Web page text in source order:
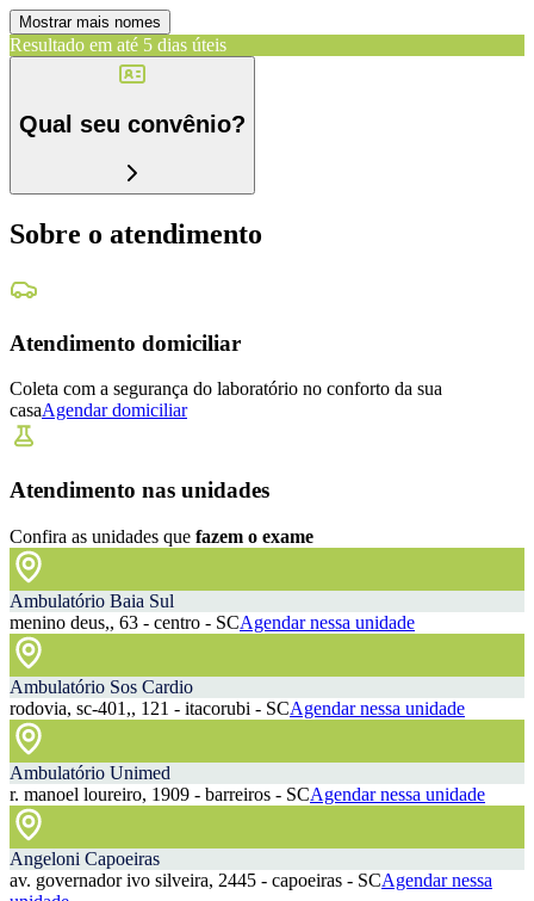
Mostrar mais nomes
Resultado em até 5 dias úteis
Qual seu convênio?
Sobre o atendimento
Atendimento domiciliar
Coleta com a segurança do laboratório no conforto da sua
casaAgendar domiciliar
Atendimento nas unidades
Confira as unidades que fazem o exame
Ambulatório Baia Sul
menino deus,, 63 - centro - SCAgendar nessa unidade
Ambulatório Sos Cardio
rodovia, sc-401,, 121 - itacorubi - SCAgendar nessa unidade
Ambulatório Unimed
r. manoel loureiro, 1909 - barreiros - SCAgendar nessa unidade
Angeloni Capoeiras
av. governador ivo silveira, 2445 - capoeiras - SCAgendar nessa